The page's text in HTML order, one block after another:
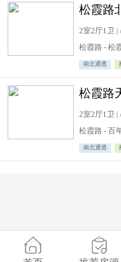
2室2厅1卫 |
松霞路 - 松
南北通透
2室2厅1卫 |
松霞路 - 百
南北通透